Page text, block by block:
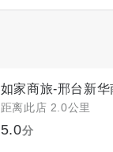
距离此店 2.0公里
5.0分